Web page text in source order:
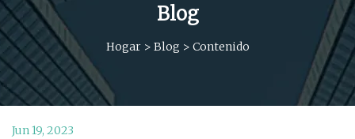
Blog
Hogar> Blog > Contenido
Jun 19, 2023